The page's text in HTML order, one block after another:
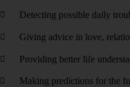
Detecting possible daily
Giving advice in love,
Providing better life
Making predictions for the